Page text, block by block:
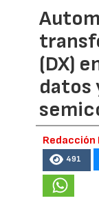
(DX)
datos
491